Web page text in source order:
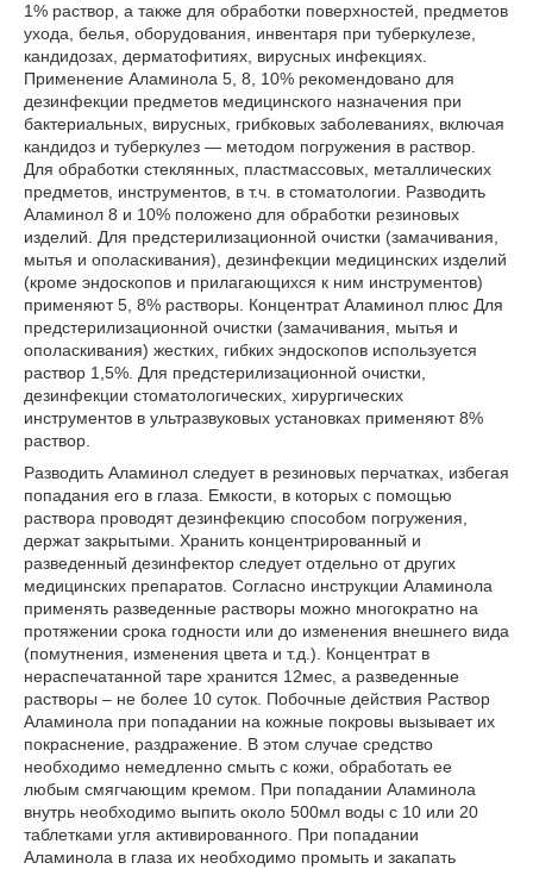
1% раствор, а также для обработки поверхностей, предметов
ухода, белья, оборудования, инвентаря при туберкулезе,
кандидозах, дерматофитиях, вирусных инфекциях.
Применение Аламинола 5, 8, 10% рекомендовано для
дезинфекции предметов медицинского назначения при
бактериальных, вирусных, грибковых заболеваниях, включая
кандидоз и туберкулез ― методом погружения в раствор.
Для обработки стеклянных, пластмассовых, металлических
предметов, инструментов, в т.ч. в стоматологии. Разводить
Аламинол 8 и 10% положено для обработки резиновых
изделий. Для предстерилизационной очистки (замачивания,
мытья и ополаскивания), дезинфекции медицинских изделий
(кроме эндоскопов и прилагающихся к ним инструментов)
применяют 5, 8% растворы. Концентрат Аламинол плюс Для
предстерилизационной очистки (замачивания, мытья и
ополаскивания) жестких, гибких эндоскопов используется
раствор 1,5%. Для предстерилизационной очистки,
дезинфекции стоматологических, хирургических
инструментов в ультразвуковых установках применяют 8%
раствор.
Разводить Аламинол следует в резиновых перчатках, избегая
попадания его в глаза. Емкости, в которых с помощью
раствора проводят дезинфекцию способом погружения,
держат закрытыми. Хранить концентрированный и
разведенный дезинфектор следует отдельно от других
медицинских препаратов. Согласно инструкции Аламинола
применять разведенные растворы можно многократно на
протяжении срока годности или до изменения внешнего вида
(помутнения, изменения цвета и т.д.). Концентрат в
нераспечатанной таре хранится 12мес, а разведенные
растворы – не более 10 суток. Побочные действия Раствор
Аламинола при попадании на кожные покровы вызывает их
покраснение, раздражение. В этом случае средство
необходимо немедленно смыть с кожи, обработать ее
любым смягчающим кремом. При попадании Аламинола
внутрь необходимо выпить около 500мл воды с 10 или 20
таблетками угля активированного. При попадании
Аламинола в глаза их необходимо промыть и закапать